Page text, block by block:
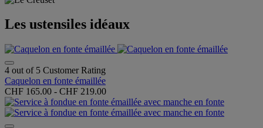
Les ustensiles idéaux
4 out of 5 Customer Rating
Caquelon en fonte émaillée
CHF 165.00 - CHF 219.00